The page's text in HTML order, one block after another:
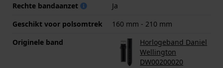
Rechte bandaanzet
Ja
Geschikt voor polsomtrek
160 mm - 210 mm
Originele band
Horlogeband Daniel
Wellington
DW00200020